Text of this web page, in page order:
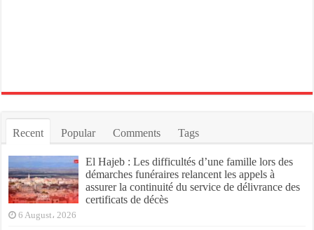
Recent Popular Comments Tags
El Hajeb : Les difficultés d’une famille lors des
démarches funéraires relancent les appels à
assurer la continuité du service de délivrance des
certificats de décès
6 August، 2026